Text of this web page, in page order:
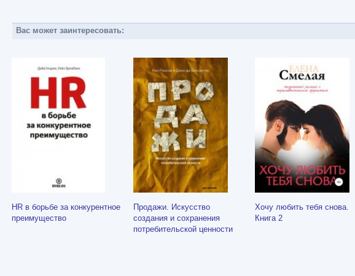
Вас может заинтересовать:
HR в борьбе за конкурентное
преимущество
Продажи. Искусство
создания и сохранения
потребительской ценности
Хочу любить тебя снова.
Книга 2